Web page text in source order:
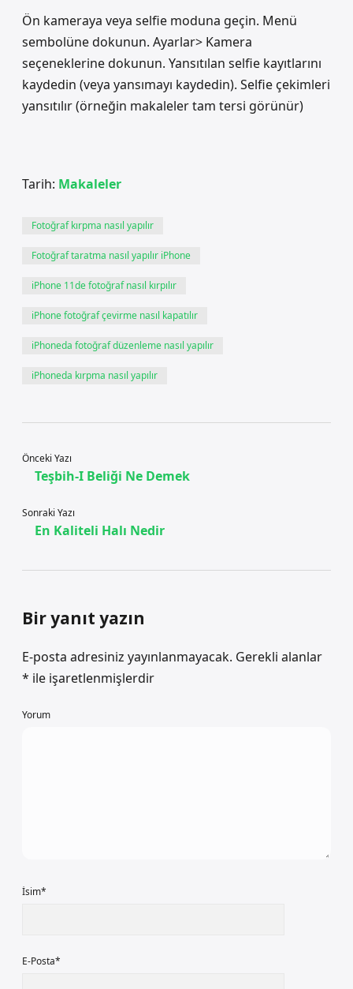
Ön kameraya veya selfie moduna geçin. Menü
sembolüne dokunun. Ayarlar> Kamera
seçeneklerine dokunun. Yansıtılan selfie kayıtlarını
kaydedin (veya yansımayı kaydedin). Selfie çekimleri
yansıtılır (örneğin makaleler tam tersi görünür)
Tarih: Makaleler
Fotoğraf kırpma nasıl yapılır
Fotoğraf taratma nasıl yapılır iPhone
iPhone 11de fotoğraf nasıl kırpılır
iPhone fotoğraf çevirme nasıl kapatılır
iPhoneda fotoğraf düzenleme nasıl yapılır
iPhoneda kırpma nasıl yapılır
Önceki Yazı
Teşbih-I Beliği Ne Demek
Sonraki Yazı
En Kaliteli Halı Nedir
Bir yanıt yazın
E-posta adresiniz yayınlanmayacak. Gerekli alanlar
* ile işaretlenmişlerdir
Yorum
İsim*
E-Posta*